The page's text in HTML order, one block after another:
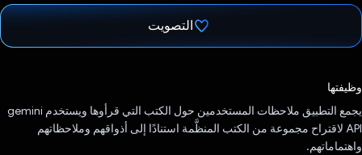
التصويت
وظيفتها
يجمع التطبيق ملاحظات المستخدمين حول الكتب التي قرأوها ويستخدم gemini
API لاقتراح مجموعة من الكتب المنظَّمة استنادًا إلى أذواقهم وملاحظاتهم
واهتماماتهم.